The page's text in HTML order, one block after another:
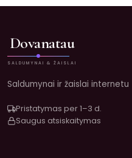
Dovanatau
SALDUMYNAI & ŽAISLAI
Saldumynai ir žaislai internetu
Pristatymas per 1–3 d.
Saugus atsiskaitymas